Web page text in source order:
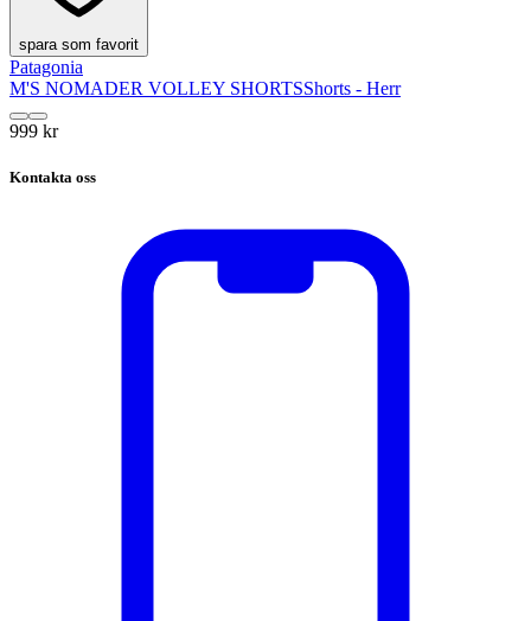
spara som favorit
Patagonia
M'S NOMADER VOLLEY SHORTSShorts - Herr
999 kr
Kontakta oss